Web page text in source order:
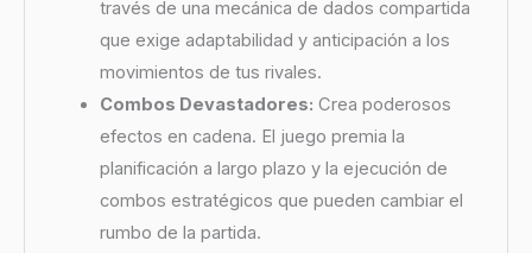
través de una mecánica de dados compartida
que exige adaptabilidad y anticipación a los
movimientos de tus rivales.
Combos Devastadores: Crea poderosos
efectos en cadena. El juego premia la
planificación a largo plazo y la ejecución de
combos estratégicos que pueden cambiar el
rumbo de la partida.